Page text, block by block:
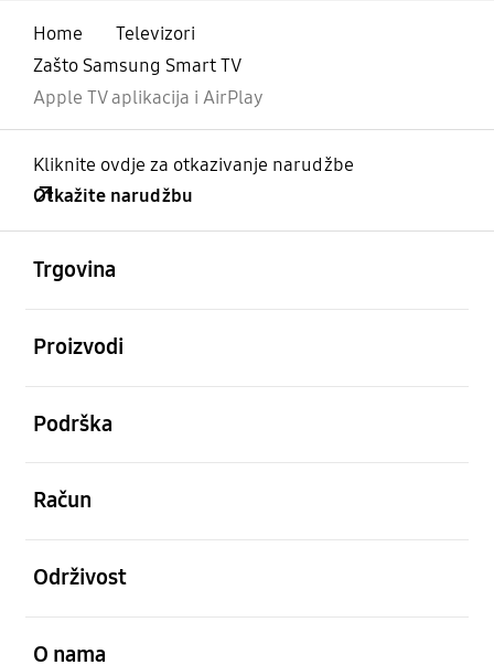
Home
Televizori
Zašto Samsung Smart TV
Apple TV aplikacija i AirPlay
Kliknite ovdje za otkazivanje narudžbe
Otkažite narudžbu
Trgovina
Proizvodi
Podrška
Račun
Održivost
O nama